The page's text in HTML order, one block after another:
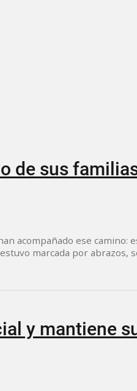
de sus
acompañado ese camino:
marcada por abrazos,
y mantiene